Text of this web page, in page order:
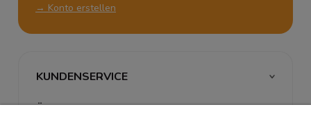
→ Konto erstellen
KUNDENSERVICE
ÜBER UNS & RECHTLICHES